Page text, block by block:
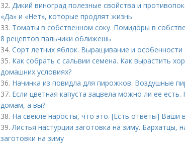
32. Дикий виноград полезные свойства и
«Да» и «Нет», которые продлят жизнь
33. Томаты в собственном соку. Помидоры в
8 рецептов пальчики оближешь
34. Сорт летних яблок. Выращивание и особенности
35. Как собрать с сальвии семена. Как вырастить
домашних условиях?
36. Начинка из повидла для пирожков. Воздушные
37. Если цветная капуста зацвела можно ли ее
домам, а вы?
38. На свекле наросты, что это. [Есть ответы] Ваши
39.Листья настурции заготовка на зиму. Бархатцы,
заготовки на зиму